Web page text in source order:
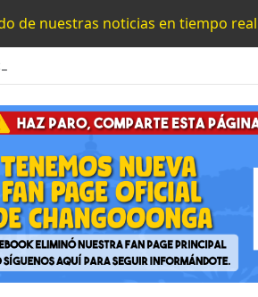
de nuestras noticias en tiempo real